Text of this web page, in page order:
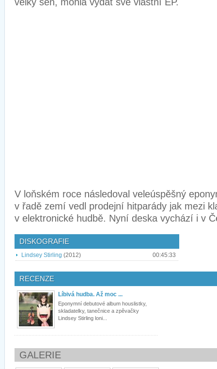
V loňském roce následoval veleúspěšný
v řadě zemí vedl prodejní hitparády jak mezi
v elektronické hudbě. Nyní deska vychází i v
DISKOGRAFIE
Lindsey Stirling (2012) 00:45:33
RECENZE
Líbivá hudba. Až moc ...
Eponymní debutové album houslistky,
skladatelky, tanečnice a zpěvačky
Lindsey Stirling loni...
GALERIE